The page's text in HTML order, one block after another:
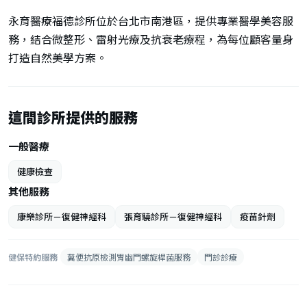
永育醫療福德診所位於台北市南港區，提供專業醫學美容服
務，結合微整形、雷射光療及抗衰老療程，為每位顧客量身
打造自然美學方案。
這間診所提供的服務
一般醫療
健康檢查
其他服務
康樂診所－復健神經科 張育驍診所－復健神經科 疫苗針劑
健保特約服務 糞便抗原檢測胃幽門螺旋桿菌服務 門診診療